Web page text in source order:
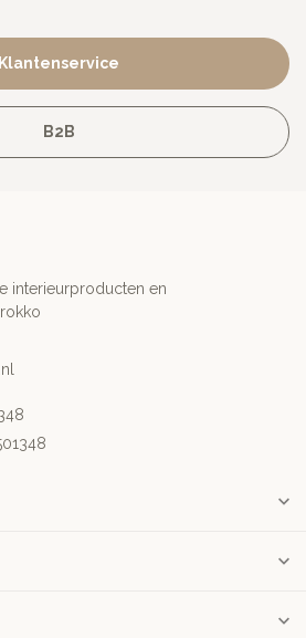
Klantenservice
B2B
interieurproducten en